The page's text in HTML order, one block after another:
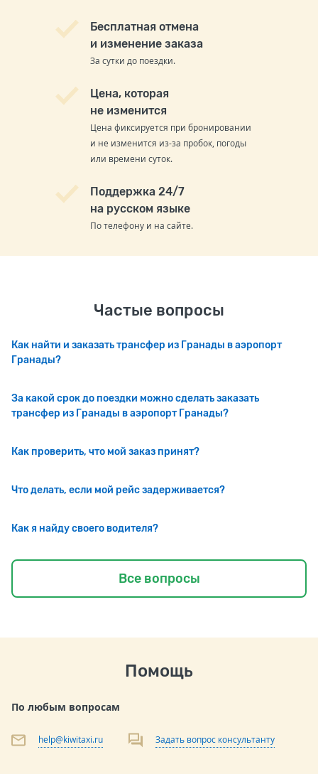
Бесплатная отмена
и изменение заказа
За сутки до поездки.
Цена, которая
не изменится
Цена фиксируется при бронировании
и не изменится из-за пробок, погоды
или времени суток.
Поддержка 24/7
на русском языке
По телефону и на сайте.
Частые вопросы
Как найти и заказать трансфер из Гранады в аэропорт
Гранады?
За какой срок до поездки можно сделать заказать
трансфер из Гранады в аэропорт Гранады?
Как проверить, что мой заказ принят?
Что делать, если мой рейс задерживается?
Как я найду своего водителя?
Все вопросы
Помощь
По любым вопросам
help@kiwitaxi.ru Задать вопрос консультанту